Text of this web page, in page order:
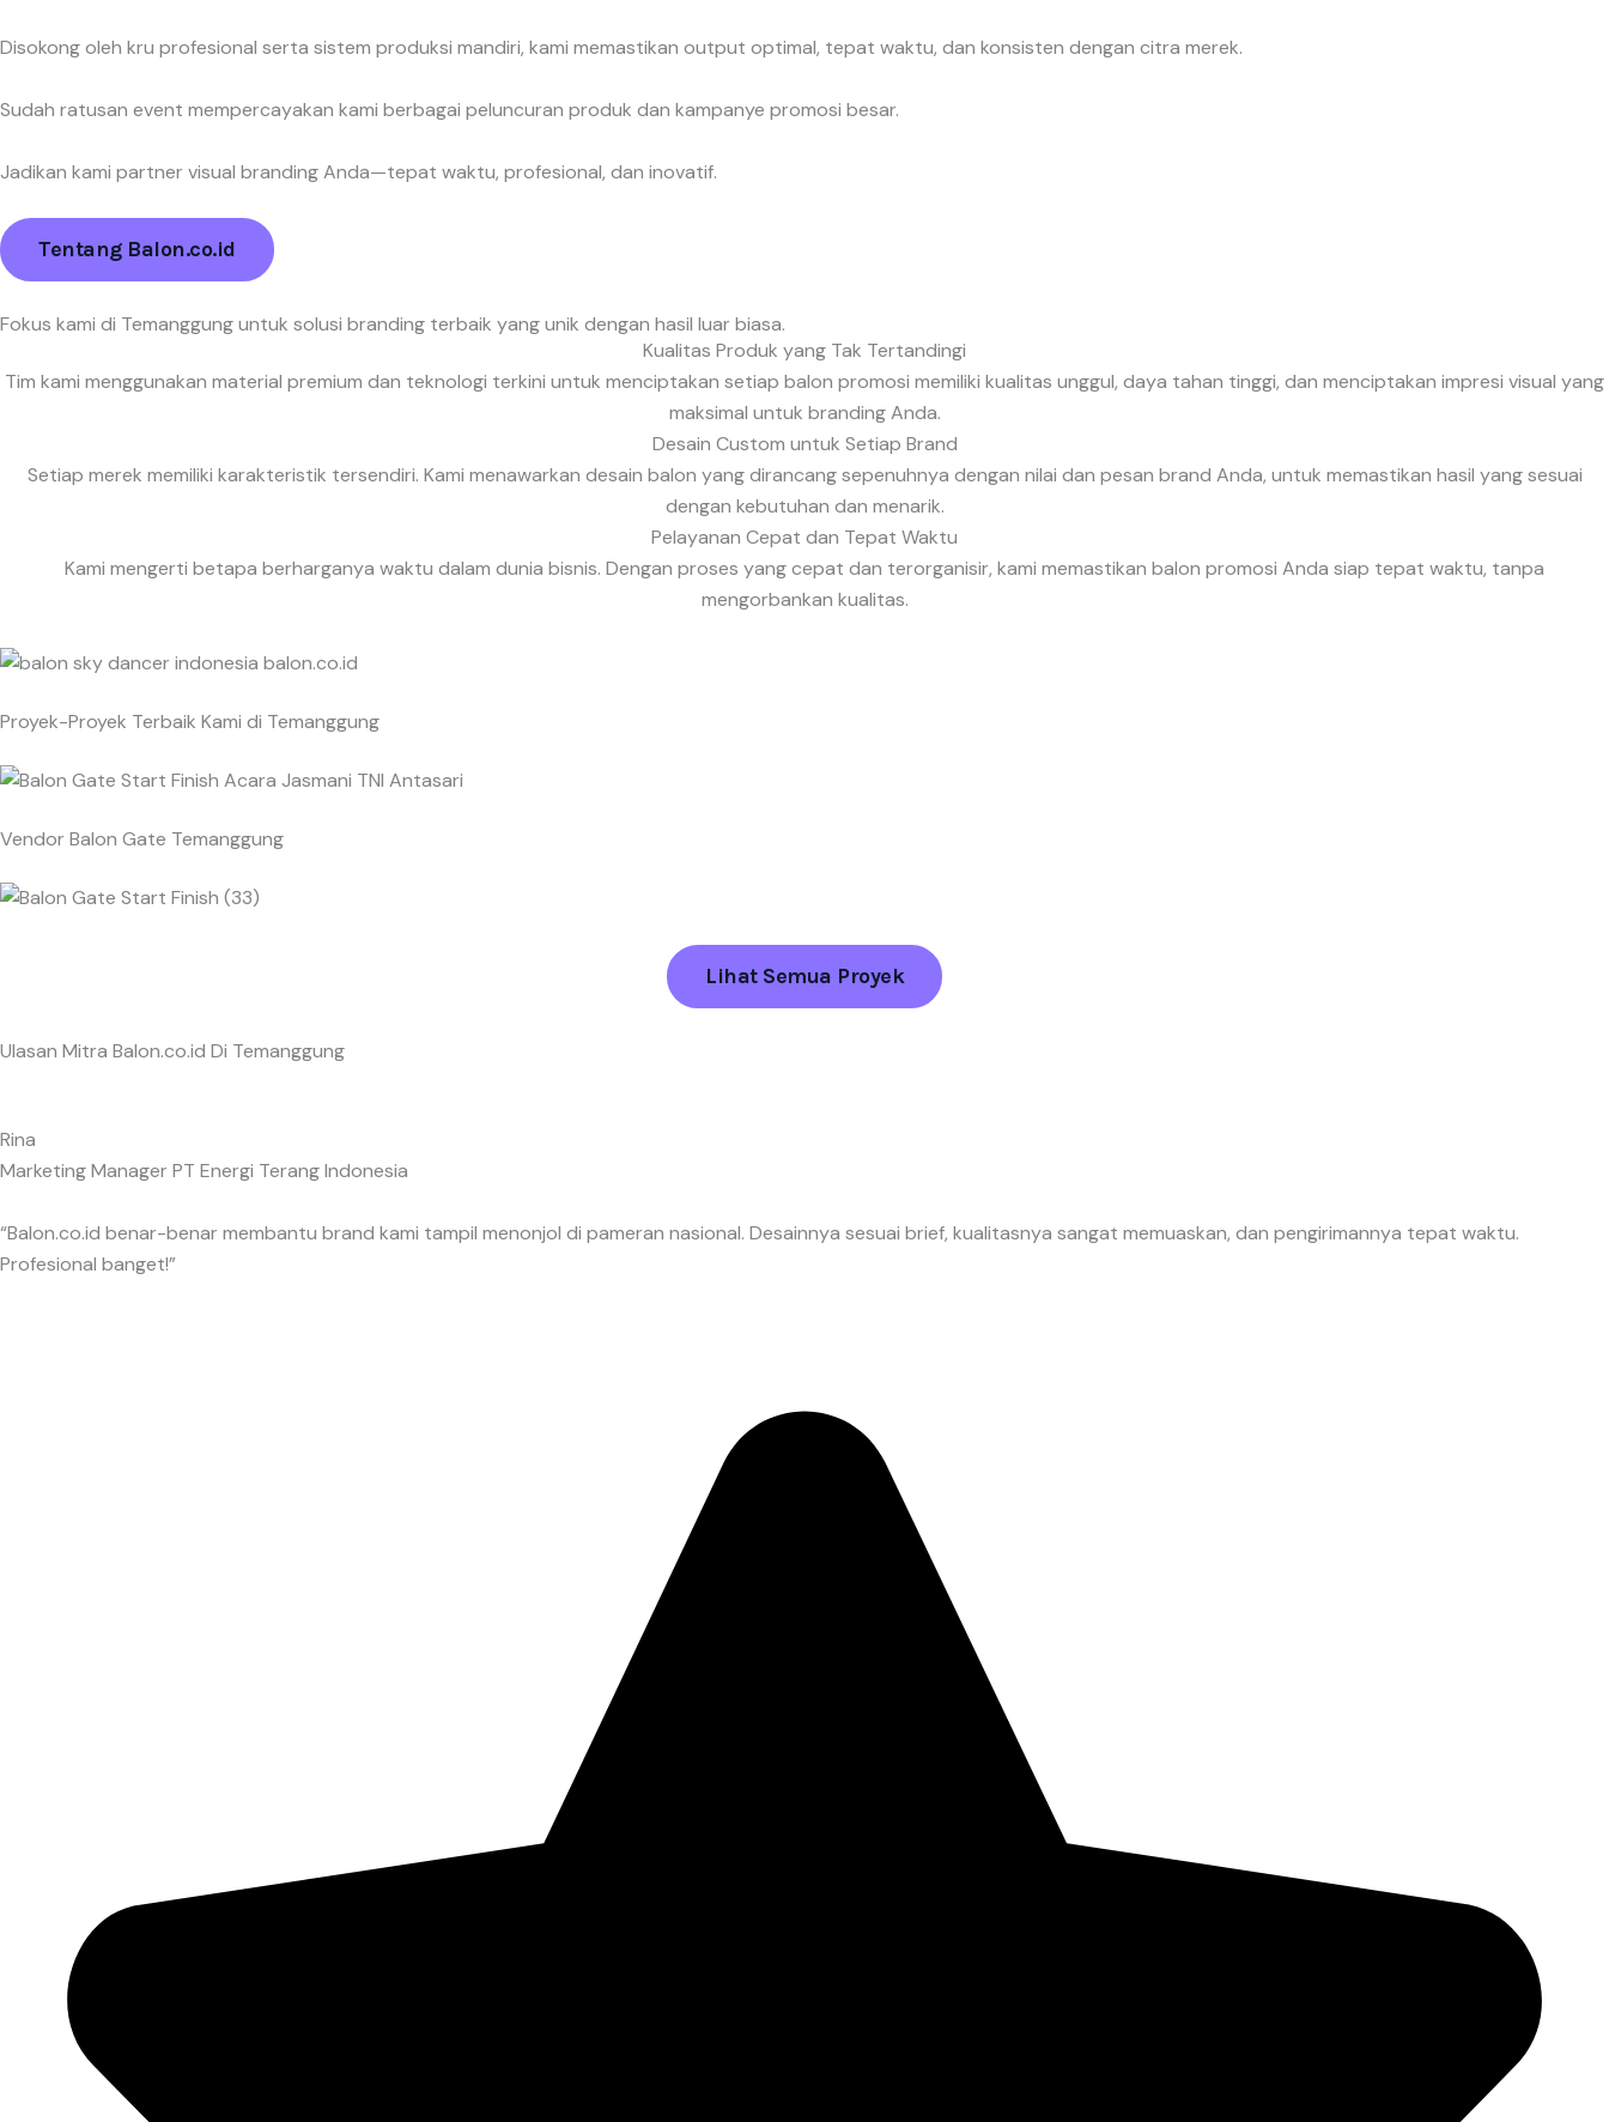
Disokong oleh kru profesional serta sistem produksi mandiri, kami memastikan output optimal, tepat waktu, dan konsisten dengan citra merek.
Sudah ratusan event mempercayakan kami berbagai peluncuran produk dan kampanye promosi besar.
Jadikan kami partner visual branding Anda—tepat waktu, profesional, dan inovatif.
Tentang Balon.co.id
Fokus kami di Temanggung untuk solusi branding terbaik yang unik dengan hasil luar biasa.
Kualitas Produk yang Tak Tertandingi
Tim kami menggunakan material premium dan teknologi terkini untuk menciptakan setiap balon promosi memiliki kualitas unggul, daya tahan tinggi, dan menciptakan impresi visual yang
maksimal untuk branding Anda.
Desain Custom untuk Setiap Brand
Setiap merek memiliki karakteristik tersendiri. Kami menawarkan desain balon yang dirancang sepenuhnya dengan nilai dan pesan brand Anda, untuk memastikan hasil yang sesuai
dengan kebutuhan dan menarik.
Pelayanan Cepat dan Tepat Waktu
Kami mengerti betapa berharganya waktu dalam dunia bisnis. Dengan proses yang cepat dan terorganisir, kami memastikan balon promosi Anda siap tepat waktu, tanpa
mengorbankan kualitas.
Proyek-Proyek Terbaik Kami di Temanggung
Vendor Balon Gate Temanggung
Lihat Semua Proyek
Ulasan Mitra Balon.co.id Di Temanggung
Rina
Marketing Manager PT Energi Terang Indonesia
“Balon.co.id benar-benar membantu brand kami tampil menonjol di pameran nasional. Desainnya sesuai brief, kualitasnya sangat memuaskan, dan pengirimannya tepat waktu.
Profesional banget!”